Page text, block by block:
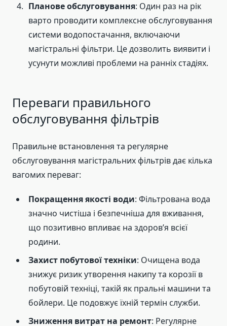
Планове обслуговування: Один раз на рік
варто проводити комплексне обслуговування
системи водопостачання, включаючи
магістральні фільтри. Це дозволить виявити і
усунути можливі проблеми на ранніх стадіях.
Переваги правильного
обслуговування фільтрів
Правильне встановлення та регулярне
обслуговування магістральних фільтрів дає кілька
вагомих переваг:
Покращення якості води: Фільтрована вода
значно чистіша і безпечніша для вживання,
що позитивно впливає на здоров’я всієї
родини.
Захист побутової техніки: Очищена вода
знижує ризик утворення накипу та корозії в
побутовій техніці, такій як пральні машини та
бойлери. Це подовжує їхній термін служби.
Зниження витрат на ремонт: Регулярне